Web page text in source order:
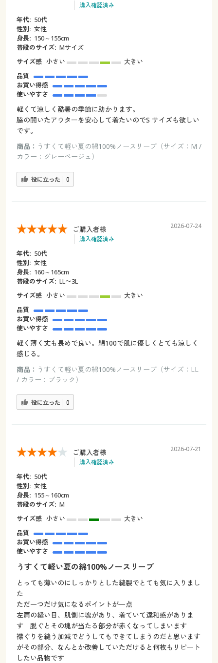
購入確認済み
年代: 50代
性別: 女性
身長: 150～155cm
普段のサイズ: Mサイズ
サイズ感 小さい
大きい
品質
お買い得感
使いやすさ
軽くて涼しく酷暑の季節に助かります。
脇の開いたアウターを安心して着たいのでS サイズも欲しい
です。
商品： うすくて軽い夏の綿100%ノースリーブ（サイズ：M /
カラー：グレーベージュ）
役に立った 0
ご購入者様
購入確認済み
2026-07-24
年代: 50代
性別: 女性
身長: 160～165cm
普段のサイズ: LL〜3L
サイズ感 小さい
大きい
品質
お買い得感
使いやすさ
軽く薄く丈も長めで良い。綿100で肌に優しくとても涼しく
感じる。
商品： うすくて軽い夏の綿100%ノースリーブ（サイズ：LL
/ カラー：ブラック）
役に立った 0
ご購入者様
購入確認済み
2026-07-21
年代: 50代
性別: 女性
身長: 155～160cm
普段のサイズ: M
サイズ感 小さい
大きい
品質
お買い得感
使いやすさ
うすくて軽い夏の綿100%ノースリーブ
とっても薄いのにしっかりとした縫製でとても気に入りまし
た
ただ一つだけ気になるポイントが一点
左肩の縫い目、肌側に塊があり、着ていて違和感がありま
す 脱ぐとその塊が当たる部分が赤くなってしまいます
襟ぐりを縫う加減でどうしてもできてしまうのだと思います
がその部分、なんとか改善していただけると何枚もリピート
したい品物です